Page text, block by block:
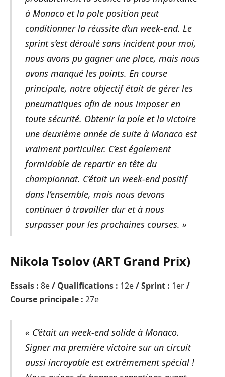
à Monaco et la pole position peut
conditionner la réussite d’un week-end. Le
sprint s’est déroulé sans incident pour moi,
nous avons pu gagner une place, mais nous
avons manqué les points. En course
principale, notre objectif était de gérer les
pneumatiques afin de nous imposer en
toute sécurité. Obtenir la pole et la victoire
une deuxième année de suite à Monaco est
vraiment particulier. C’est également
formidable de repartir en tête du
championnat. C’était un week-end positif
dans l’ensemble, mais nous devons
continuer à travailler dur et à nous
surpasser pour les prochaines courses. »
Nikola Tsolov (ART Grand Prix)
Essais : 8e/ Qualifications : 12e/ Sprint : 1er/
Course principale : 27e
« C’était un week-end solide à Monaco.
Signer ma première victoire sur un circuit
aussi incroyable est extrêmement spécial !